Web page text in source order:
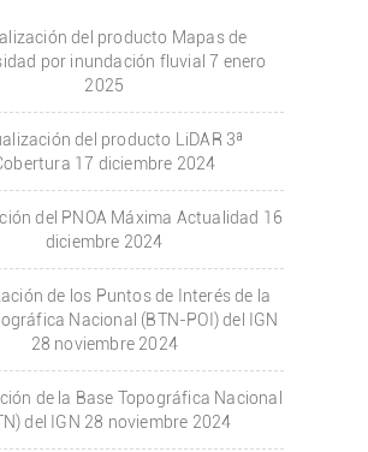
del producto Mapas de
por inundación fluvial 7 enero
2025
del producto LiDAR 3ª
17 diciembre 2024
del PNOA Máxima Actualidad 16
diciembre 2024
de los Puntos de Interés de la
Nacional (BTN-POI) del IGN
28 noviembre 2024
de la Base Topográfica Nacional
del IGN 28 noviembre 2024